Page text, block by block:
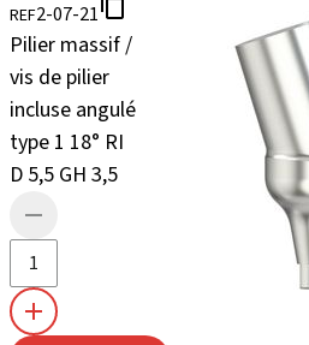
REF2-07-21
Pilier massif /
vis de pilier
incluse angulé
type 1 18° RI
D 5,5 GH 3,5